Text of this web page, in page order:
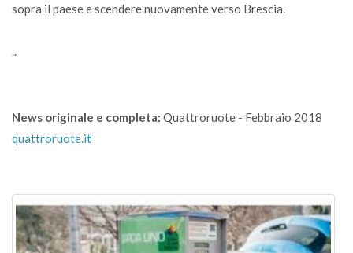
sopra il paese e scendere nuovamente verso Brescia.
..
News originale e completa: Quattroruote - Febbraio 2018
quattroruote.it